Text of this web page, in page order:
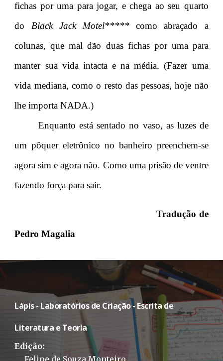
fichas por uma para jogar, e chega ao seu quarto
do Black Jack Motel*****como abraçado a
colunas, que mal dão duas fichas por uma para
manter sua vida intacta e na média. (Fazer uma
vida mediana, como o resto das pessoas, hoje não
lhe importa NADA.)
Enquanto está sentado no vaso, as luzes de
um pôquer eletrônico no banheiro preenchem-se
agora sim e agora não. Como uma prisão de ventre
fazendo força para sair.
Tradução de
Pedro Magalia
Lápis - Laboratórios de Criação - Escrita de
Literatura e Teoria
Edição:
Felipe de Souza Monteiro